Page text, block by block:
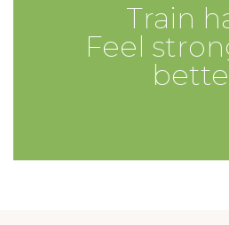
Oscillator
MWO + Rife
Train
Feel